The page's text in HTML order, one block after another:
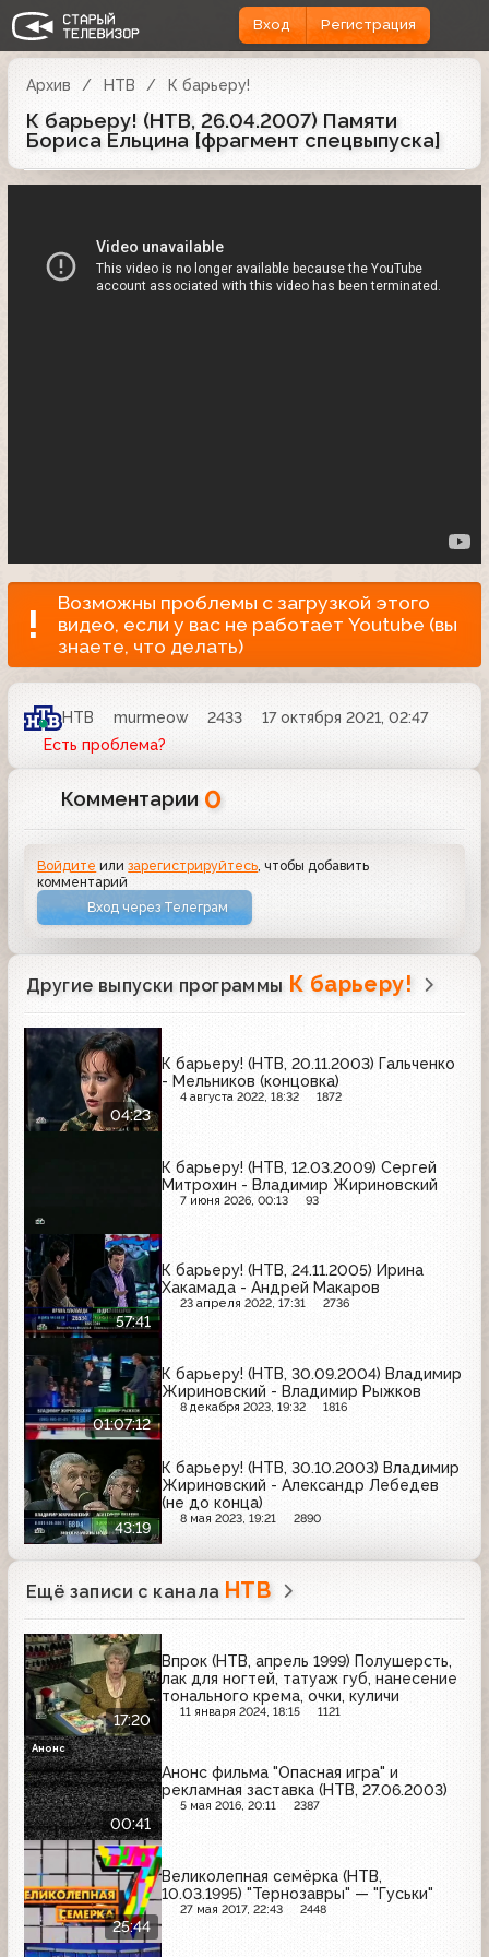
Вход Регистрация
Архив НТВ К барьеру!
К барьеру! (НТВ, 26.04.2007) Памяти
Бориса Ельцина [фрагмент спецвыпуска]
Возможны проблемы с загрузкой этого
видео, если у вас не работает Youtube (вы
знаете, что делать)
НТВ murmeow 2433
17 октября 2021, 02:47
Есть проблема?
Комментарии 0
Войдите илизарегистрируйтесь , чтобы добавить
комментарий
Вход через Телеграм
Другие выпуски программы К барьеру!
04:23
К барьеру! (НТВ, 20.11.2003) Гальченко
- Мельников (концовка)
4 августа 2022, 18:32 1872
К барьеру! (НТВ, 12.03.2009) Сергей
Митрохин - Владимир Жириновский
7 июня 2026, 00:13 93
57:41
К барьеру! (НТВ, 24.11.2005) Ирина
Хакамада - Андрей Макаров
23 апреля 2022, 17:31 2736
01:07:12
К барьеру! (НТВ, 30.09.2004) Владимир
Жириновский - Владимир Рыжков
8 декабря 2023, 19:32 1816
43:19
К барьеру! (НТВ, 30.10.2003) Владимир
Жириновский - Александр Лебедев
(не до конца)
8 мая 2023, 19:21 2890
Ещё записи с канала НТВ
17:20
Впрок (НТВ, апрель 1999) Полушерсть,
лак для ногтей, татуаж губ, нанесение
тонального крема, очки, куличи
11 января 2024, 18:15 1121
00:41
Анонс фильма "Опасная игра" и
рекламная заставка (НТВ, 27.06.2003)
5 мая 2016, 20:11 2387
Анонс
25:44
Великолепная семёрка (НТВ,
10.03.1995) "Тернозавры" — "Гуськи"
27 мая 2017, 22:43 2448